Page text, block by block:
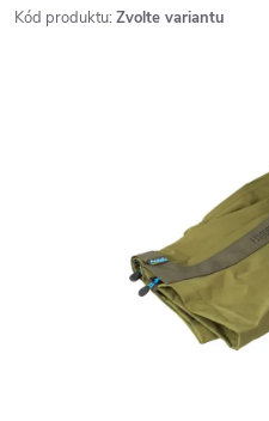
Kód produktu: Zvolte variantu